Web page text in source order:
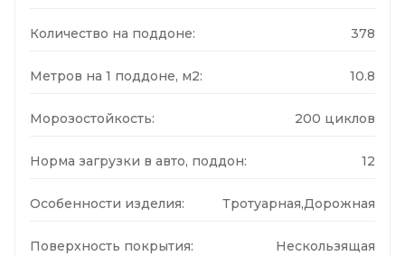
Количество на поддоне: 378
Метров на 1 поддоне, м2: 10.8
Морозостойкость: 200 циклов
Норма загрузки в авто, поддон: 12
Особенности изделия: Тротуарная,Дорожная
Поверхность покрытия: Нескользящая